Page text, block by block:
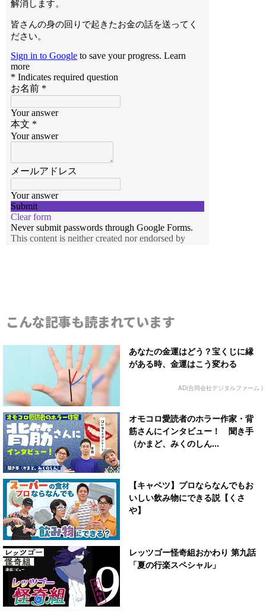
こんな記事も読まれています
あなたの金運はどう？宝くじに縁
がある時、金運はこう変わる
AD(合同会社デジタルファーム )
オモコロ愛読者のホラー作家・背
筋さんにインタビュー！ 聞き手
（かまど、みくのしん...
【キャベツ】プロならなんでもお
いしい飲み物にできる説【くさ
や】
レッツゴー怪奇組おかわり 第九話
「夏の行楽スペシャル」